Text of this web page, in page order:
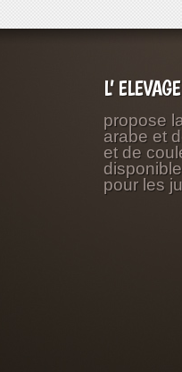
L’
propose
arabe et
et de
pour les